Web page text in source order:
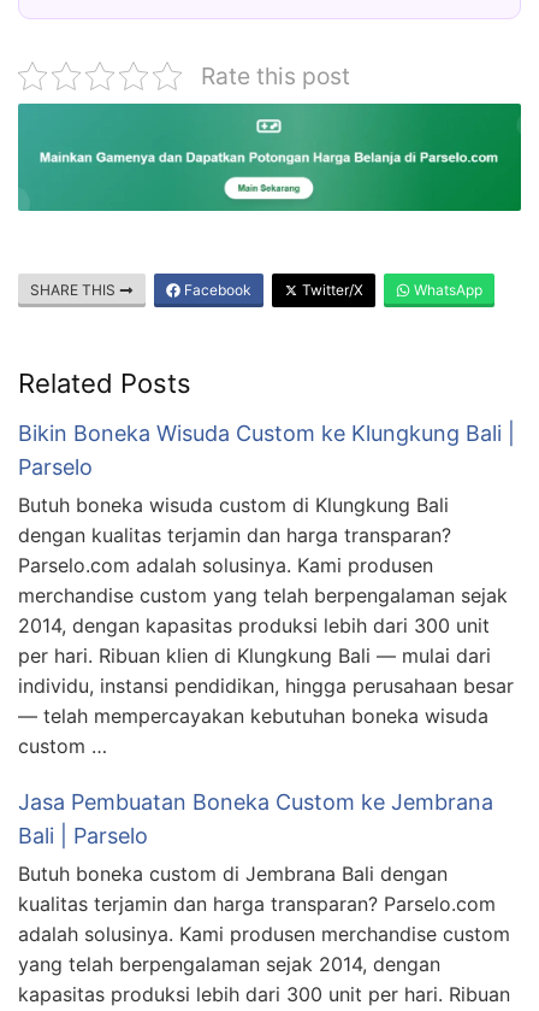
Rate this post
SHARE THIS Facebook Twitter/X WhatsApp
Related Posts
Bikin Boneka Wisuda Custom ke Klungkung Bali |
Parselo
Butuh boneka wisuda custom di Klungkung Bali
dengan kualitas terjamin dan harga transparan?
Parselo.com adalah solusinya. Kami produsen
merchandise custom yang telah berpengalaman sejak
2014, dengan kapasitas produksi lebih dari 300 unit
per hari. Ribuan klien di Klungkung Bali — mulai dari
individu, instansi pendidikan, hingga perusahaan besar
— telah mempercayakan kebutuhan boneka wisuda
custom …
Jasa Pembuatan Boneka Custom ke Jembrana
Bali | Parselo
Butuh boneka custom di Jembrana Bali dengan
kualitas terjamin dan harga transparan? Parselo.com
adalah solusinya. Kami produsen merchandise custom
yang telah berpengalaman sejak 2014, dengan
kapasitas produksi lebih dari 300 unit per hari. Ribuan